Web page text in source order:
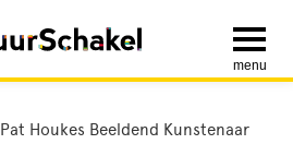
menu
Pat Houkes Beeldend Kunstenaar